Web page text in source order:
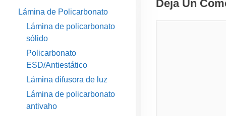
Deja Un
Lámina de Policarbonato
Lámina de policarbonato
sólido
Policarbonato
ESD/Antiestático
Lámina difusora de luz
Lámina de policarbonato
antivaho